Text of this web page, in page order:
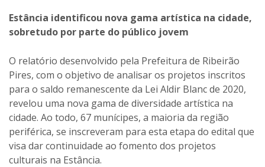
Estância identificou nova gama artística na cidade,
sobretudo por parte do público jovem
O relatório desenvolvido pela Prefeitura de Ribeirão
Pires, com o objetivo de analisar os projetos inscritos
para o saldo remanescente da Lei Aldir Blanc de 2020,
revelou uma nova gama de diversidade artística na
cidade. Ao todo, 67 munícipes, a maioria da região
periférica, se inscreveram para esta etapa do edital que
visa dar continuidade ao fomento dos projetos
culturais na Estância.